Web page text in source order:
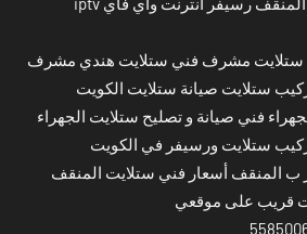
مشرف فني ستلايت هندي مشرف
ستلايت صيانة ستلايت الكويت
فني صيانة و تصليح ستلايت الجهراء
ستلايت ورسيفر في الكويت
ب المنقف أسعار فني ستلايت المنقف
قريب على موقعي